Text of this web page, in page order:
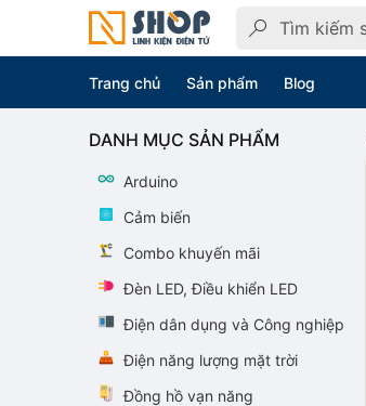
Trang chủ Sản phẩm Blog
DANH MỤC SẢN PHẨM
Arduino
Cảm biến
Combo khuyến mãi
Đèn LED, Điều khiển LED
Điện dân dụng và Công nghiệp
Điện năng lượng mặt trời
Đồng hồ vạn năng